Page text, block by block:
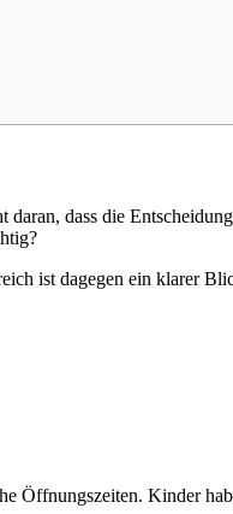
dass die
ist dagegen ein klarer
Öffnungszeiten. Kinder